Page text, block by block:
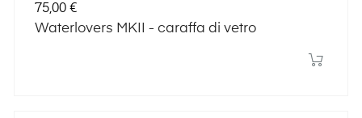
Prezzo
75,00 €
Waterlovers MKII - caraffa di vetro